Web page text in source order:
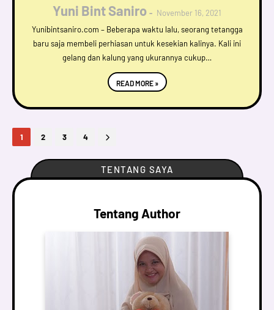
Yuni Bint Saniro
November 16, 2021
Yunibintsaniro.com – Beberapa waktu lalu, seorang tetangga
baru saja membeli perhiasan untuk kesekian kalinya. Kali ini
gelang dan kalung yang ukurannya cukup…
READ MORE »
1 2 3 4
TENTANG SAYA
Tentang Author